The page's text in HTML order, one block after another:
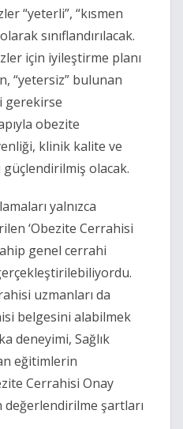
“yeterli”, “kısmen
sınıflandırılacak.
için iyileştirme planı
“yetersiz” bulunan
gerekirse
obezite
klinik kalite ve
olacak.
yalnızca
‘Obezite Cerrahisi
genel cerrahi
uzmanları da
belgesini alabilmek
deneyimi, Sağlık
eğitimlerin
Cerrahisi Onay
değerlendirilme şartları